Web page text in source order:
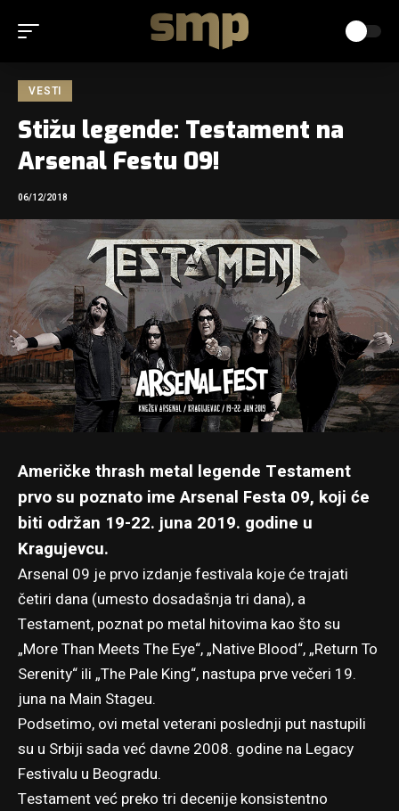
VESTI
Stižu legende: Testament na
Arsenal Festu 09!
06/12/2018
Američke thrash metal legende Testament
prvo su poznato ime Arsenal Festa 09, koji će
biti održan 19-22. juna 2019. godine u
Kragujevcu.
Arsenal 09 je prvo izdanje festivala koje će trajati
četiri dana (umesto dosadašnja tri dana), a
Testament, poznat po metal hitovima kao što su
„More Than Meets The Eye“, „Native Blood“, „Return To
Serenity“ ili „The Pale King“, nastupa prve večeri 19.
juna na Main Stageu.
Podsetimo, ovi metal veterani poslednji put nastupili
su u Srbiji sada već davne 2008. godine na Legacy
Festivalu u Beogradu.
Testament već preko tri decenije konsistentno